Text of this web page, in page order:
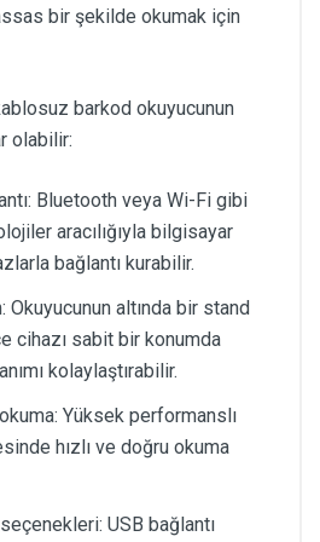
bir şekilde okumak için
barkod okuyucunun
olabilir:
Bluetooth veya Wi-Fi gibi
aracılığıyla bilgisayar
bağlantı kurabilir.
Okuyucunun altında bir stand
cihazı sabit bir konumda
kolaylaştırabilir.
Yüksek performanslı
hızlı ve doğru okuma
USB bağlantı